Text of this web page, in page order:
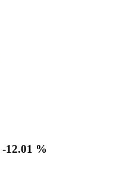
-12.01 %